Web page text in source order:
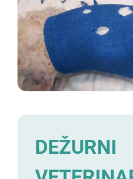
DEŽURNI